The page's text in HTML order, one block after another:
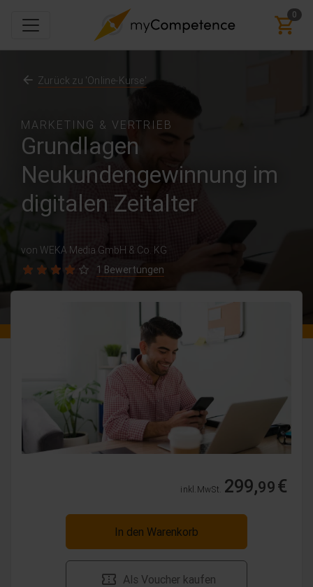
0
MARKETING & VERTRIEB
Grundlagen
Neukundengewinnung im
digitalen Zeitalter
von WEKA Media GmbH & Co. KG
1 Bewertungen
Zurück zu 'Online-Kurse'
inkl. MwSt. 299,99€
In den Warenkorb
Als Voucher kaufen